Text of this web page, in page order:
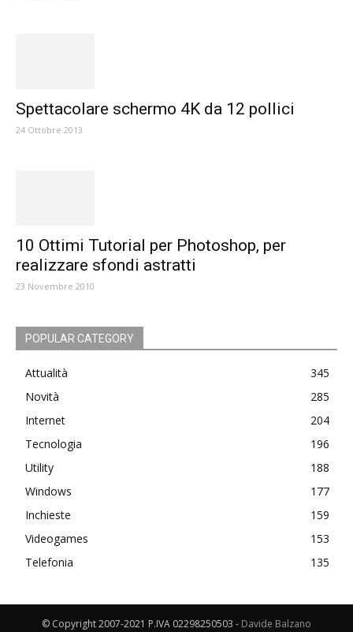
Spettacolare schermo 4K da 12 pollici
24 Ottobre 2013
10 Ottimi Tutorial per Photoshop, per
realizzare sfondi astratti
23 Novembre 2010
POPULAR CATEGORY
Attualità
345
Novità
285
Internet
204
Tecnologia
196
Utility
188
Windows
177
Inchieste
159
Videogames
153
Telefonia
135
© Copyright 2007-2021 P.IVA 02298250503 - Davide Balzano